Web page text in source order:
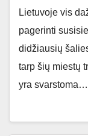
Lietuvoje vis
pagerinti
didžiausių
tarp šių miestų
yra svarstoma…